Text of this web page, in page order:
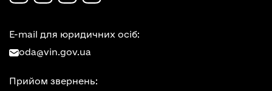
E-mail для юридичних осіб:
oda@vin.gov.ua
Прийом звернень: